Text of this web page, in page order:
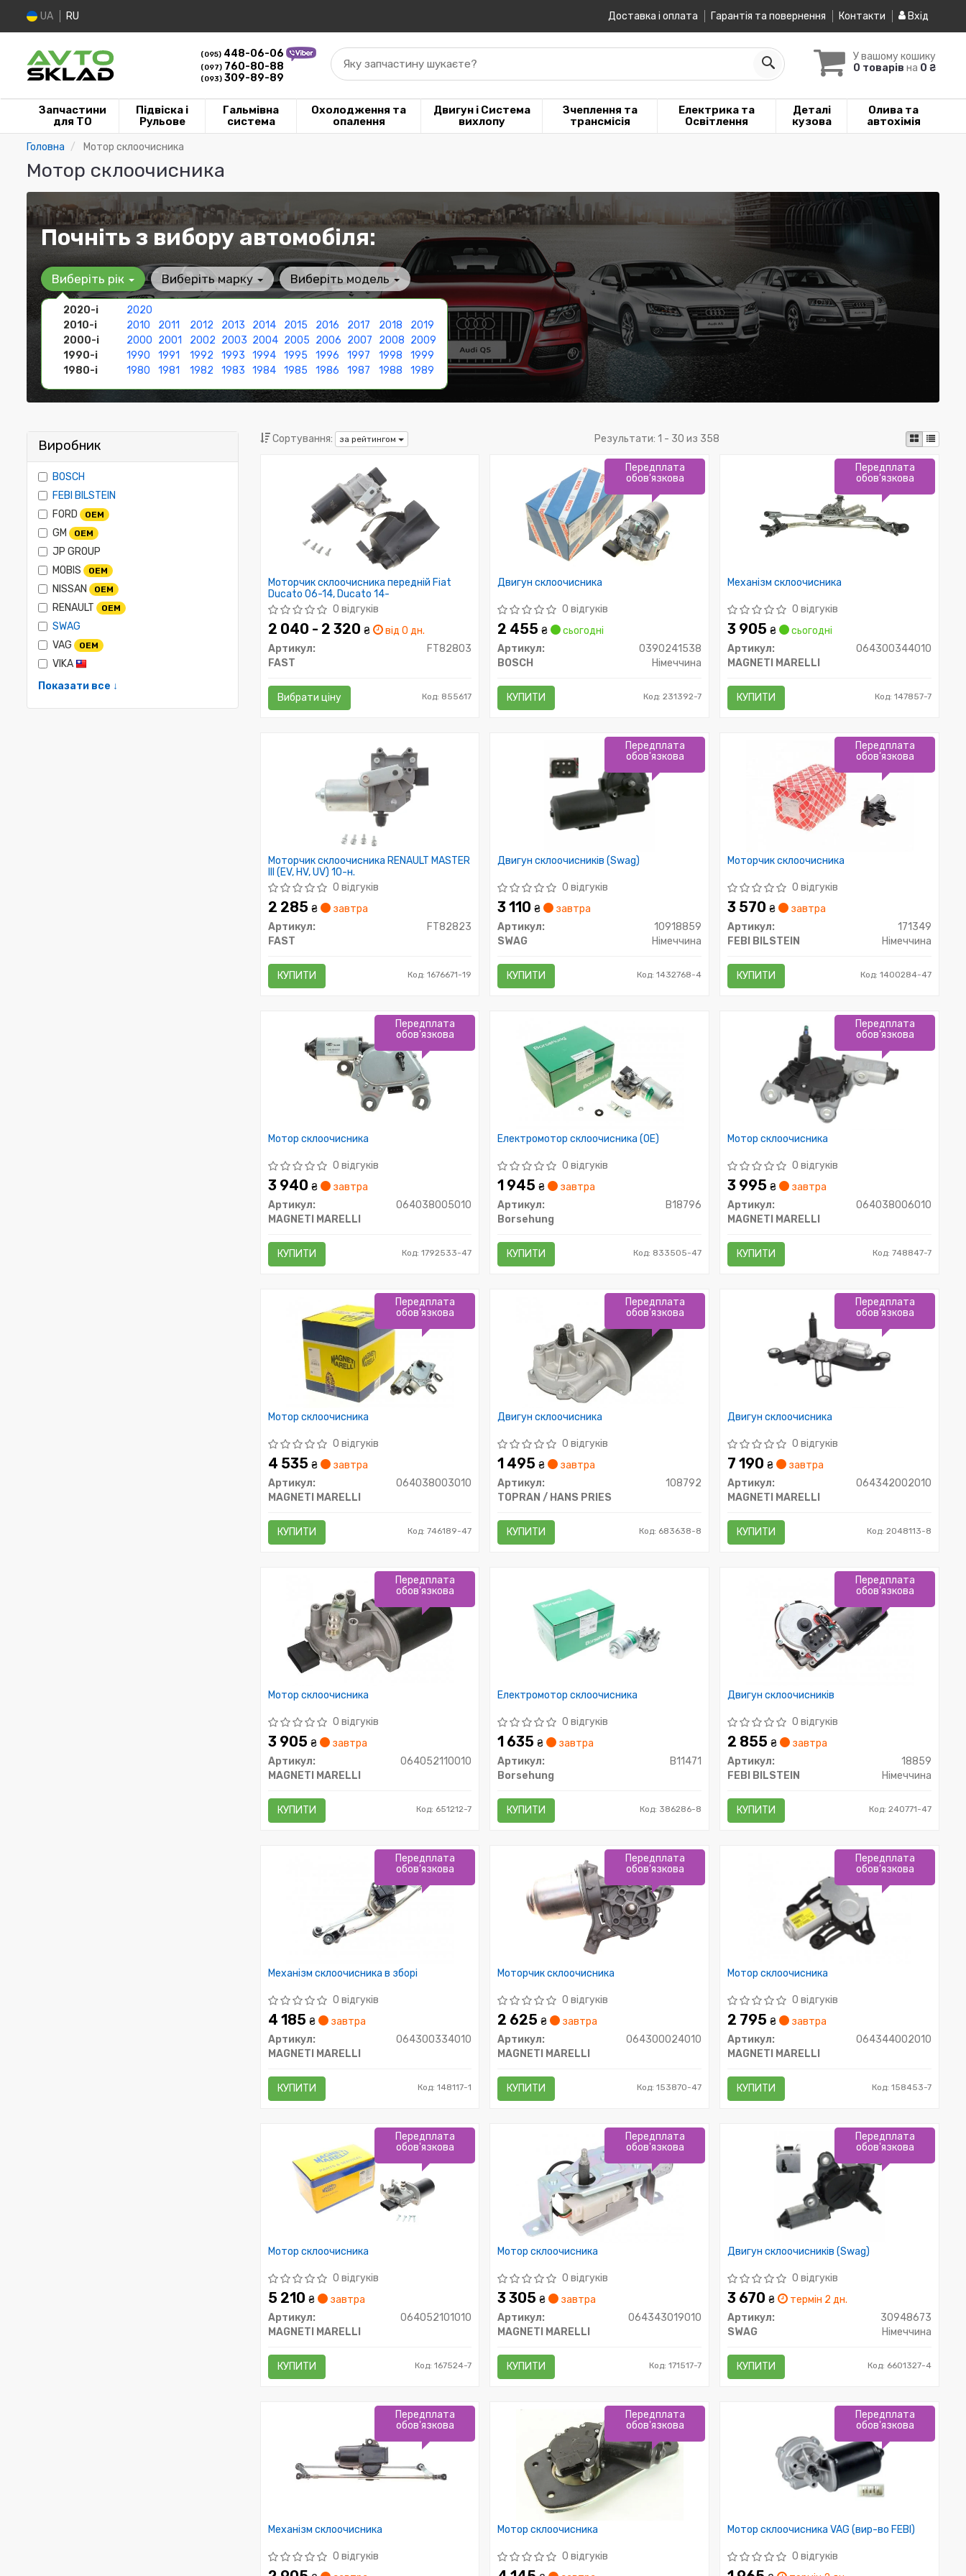
UA RU Доставка і оплата Гарантія та повернення Контакти Вхід
(095) 448-06-06
(097) 760-80-88
(093) 309-89-89
У вашому кошику
0 товарів на 0 ₴
Яку запчастину шукаєте?
Запчастини
для ТО
Підвіска і
Рульове
Гальмівна
система
Охолодження та
опалення
Двигун і Система
вихлопу
Зчеплення та
трансмісія
Електрика та
Освітлення
Деталі
кузова
Олива та
автохімія
Головна Мотор склоочисника
Мотор склоочисника
Почніть з вибору автомобіля:
Виберіть рік
2020-і
2020
2010-і
2010 2011 2012 2013 2014 2015 2016 2017 2018
2019
2000-і
2000 2001 2002 2003 2004 2005 2006 2007 2008 2009
1990-і
1990 1991 1992 1993 1994 1995 1996 1997 1998
1999
1980-і
1980 1981 1982 1983 1984 1985 1986 1987 1988 1989
Виберіть марку Виберіть модель
Виробник
BOSCH
FEBI BILSTEIN
FORD
OEM
GM OEM
JP GROUP
MOBIS
OEM
NISSAN OEM
RENAULT OEM
SWAG
VAG
OEM
VIKA
Показати все ↓
Сортування: за рейтингом Результати: 1 - 30 из 358
Моторчик склоочисника передній Fiat
Ducato 06-14, Ducato 14-
0 відгуків
2 040 - 2 320 ₴
від 0 дн.
Артикул:
FT82803
FAST
Вибрати ціну Код: 855617
Двигун склоочисника
0 відгуків
2 455₴
сьогодні
Артикул:
0390241538
BOSCH
Німеччина
КУПИТИ Код: 231392-7
Передплата
обов'язкова
Механізм склоочисника
0 відгуків
3 905₴
сьогодні
Артикул:
064300344010
MAGNETI MARELLI
КУПИТИ Код: 147857-7
Передплата
обов'язкова
Моторчик склоочисника RENAULT MASTER
III (EV, HV, UV) 10-н.
0 відгуків
2 285 ₴
завтра
Артикул:
FT82823
FAST
КУПИТИ Код: 1676671-19
Двигун склоочисників (Swag)
0 відгуків
3 110₴
завтра
Артикул:
10918859
SWAG
Німеччина
КУПИТИ Код: 1432768-4
Передплата
обов'язкова
Моторчик склоочисника
0 відгуків
3 570₴
завтра
Артикул:
171349
FEBI BILSTEIN
Німеччина
КУПИТИ Код: 1400284-47
Передплата
обов'язкова
Мотор склоочисника
0 відгуків
3 940 ₴
завтра
Артикул:
064038005010
MAGNETI MARELLI
КУПИТИ Код: 1792533-47
Передплата
обов'язкова
Електромотор склоочисника (OE)
0 відгуків
1 945₴
завтра
Артикул:
B18796
Borsehung
КУПИТИ Код: 833505-47
Мотор склоочисника
0 відгуків
3 995₴
завтра
Артикул:
064038006010
MAGNETI MARELLI
КУПИТИ Код: 748847-7
Передплата
обов'язкова
Мотор склоочисника
0 відгуків
4 535 ₴
завтра
Артикул:
064038003010
MAGNETI MARELLI
КУПИТИ Код: 746189-47
Передплата
обов'язкова
Двигун склоочисника
0 відгуків
1 495₴
завтра
Артикул:
108792
TOPRAN / HANS PRIES
КУПИТИ Код: 683638-8
Передплата
обов'язкова
Двигун склоочисника
0 відгуків
7 190₴
завтра
Артикул:
064342002010
MAGNETI MARELLI
КУПИТИ Код: 2048113-8
Передплата
обов'язкова
Мотор склоочисника
0 відгуків
3 905 ₴
завтра
Артикул:
064052110010
MAGNETI MARELLI
КУПИТИ Код: 651212-7
Передплата
обов'язкова
Електромотор склоочисника
0 відгуків
1 635₴
завтра
Артикул:
B11471
Borsehung
КУПИТИ Код: 386286-8
Двигун склоочисників
0 відгуків
2 855₴
завтра
Артикул:
18859
FEBI BILSTEIN
Німеччина
КУПИТИ Код: 240771-47
Передплата
обов'язкова
Механізм склоочисника в зборі
0 відгуків
4 185 ₴
завтра
Артикул:
064300334010
MAGNETI MARELLI
КУПИТИ Код: 148117-1
Передплата
обов'язкова
Моторчик склоочисника
0 відгуків
2 625₴
завтра
Артикул:
064300024010
MAGNETI MARELLI
КУПИТИ Код: 153870-47
Передплата
обов'язкова
Мотор склоочисника
0 відгуків
2 795₴
завтра
Артикул:
064344002010
MAGNETI MARELLI
КУПИТИ Код: 158453-7
Передплата
обов'язкова
Мотор склоочисника
0 відгуків
5 210 ₴
завтра
Артикул:
064052101010
MAGNETI MARELLI
КУПИТИ Код: 167524-7
Передплата
обов'язкова
Мотор склоочисника
0 відгуків
3 305₴
завтра
Артикул:
064343019010
MAGNETI MARELLI
КУПИТИ Код: 171517-7
Передплата
обов'язкова
Двигун склоочисників (Swag)
0 відгуків
3 670₴
термін 2 дн.
Артикул:
30948673
SWAG
Німеччина
КУПИТИ Код: 6601327-4
Передплата
обов'язкова
Механізм склоочисника
0 відгуків
Передплата
обов'язкова
Мотор склоочисника
0 відгуків
Передплата
обов'язкова
Мотор склоочисника VAG (вир-во FEBI)
0 відгуків
Передплата
обов'язкова